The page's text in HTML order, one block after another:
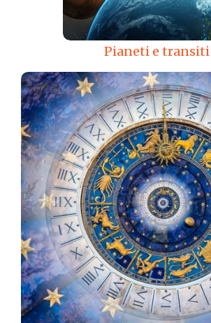
Pianeti e transiti